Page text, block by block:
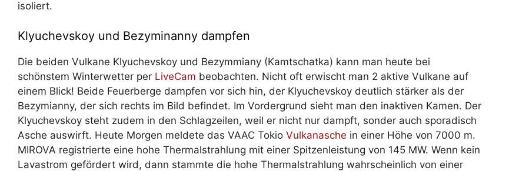
isoliert.
Klyuchevskoy und Bezyminanny dampfen
Die beiden Vulkane Klyuchevskoy und Bezymmiany (Kamtschatka) kann man heute bei
schönstem Winterwetter per LiveCam beobachten. Nicht oft erwischt man 2 aktive Vulkane auf
einem Blick! Beide Feuerberge dampfen vor sich hin, der Klyuchevskoy deutlich stärker als der
Bezymianny, der sich rechts im Bild befindet. Im Vordergrund sieht man den inaktiven Kamen. Der
Klyuchevskoy steht zudem in den Schlagzeilen, weil er nicht nur dampft, sonder auch sporadisch
Asche auswirft. Heute Morgen meldete das VAAC Tokio Vulkanasche in einer Höhe von 7000 m.
MIROVA registrierte eine hohe Thermalstrahlung mit einer Spitzenleistung von 145 MW. Wenn kein
Lavastrom gefördert wird, dann stammte die hohe Thermalstrahlung wahrscheinlich von einer